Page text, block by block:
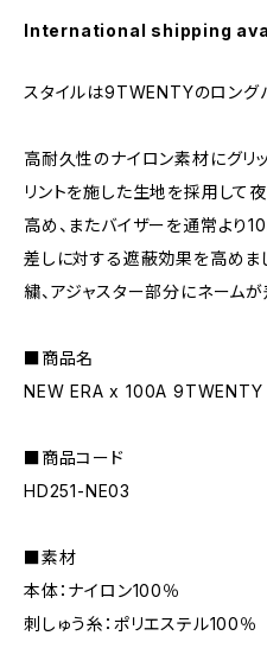
International shipping
スタイルは9TWENTYのロング
高耐久性のナイロン素材にグリ
リントを施した生地を採用して
高め、またバイザーを通常より
差しに対する遮蔽効果を高めま
繍、アジャスター部分にネームが
■商品名
NEW ERA x 100A 9TWENTY
■商品コード
HD251-NE03
■素材
本体：ナイロン100％
刺しゅう糸：ポリエステル100％